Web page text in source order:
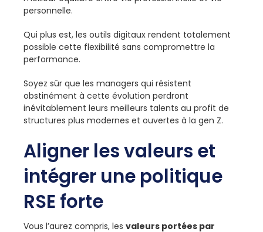
personnelle.
Qui plus est, les outils digitaux rendent totalement
possible cette flexibilité sans compromettre la
performance.
Soyez sûr que les managers qui résistent
obstinément à cette évolution perdront
inévitablement leurs meilleurs talents au profit de
structures plus modernes et ouvertes à la gen Z.
Aligner les valeurs et
intégrer une politique
RSE forte
Vous l’aurez compris, les valeurs portées par